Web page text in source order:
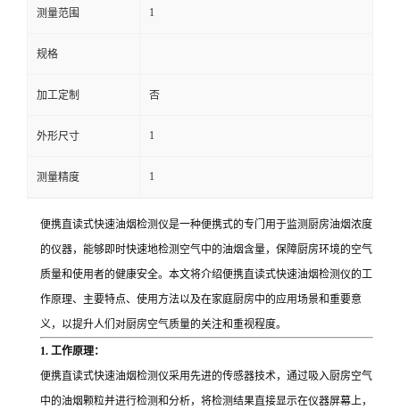
测量范围 1
规格
加工定制 否
外形尺寸 1
测量精度 1
便携直读式快速油烟检测仪是一种便携式的专门用于监测厨房油烟浓度
的仪器，能够即时快速地检测空气中的油烟含量，保障厨房环境的空气
质量和使用者的健康安全。本文将介绍便携直读式快速油烟检测仪的工
作原理、主要特点、使用方法以及在家庭厨房中的应用场景和重要意
义，以提升人们对厨房空气质量的关注和重视程度。
1. 工作原理：
便携直读式快速油烟检测仪采用先进的传感器技术，通过吸入厨房空气
中的油烟颗粒并进行检测和分析，将检测结果直接显示在仪器屏幕上，